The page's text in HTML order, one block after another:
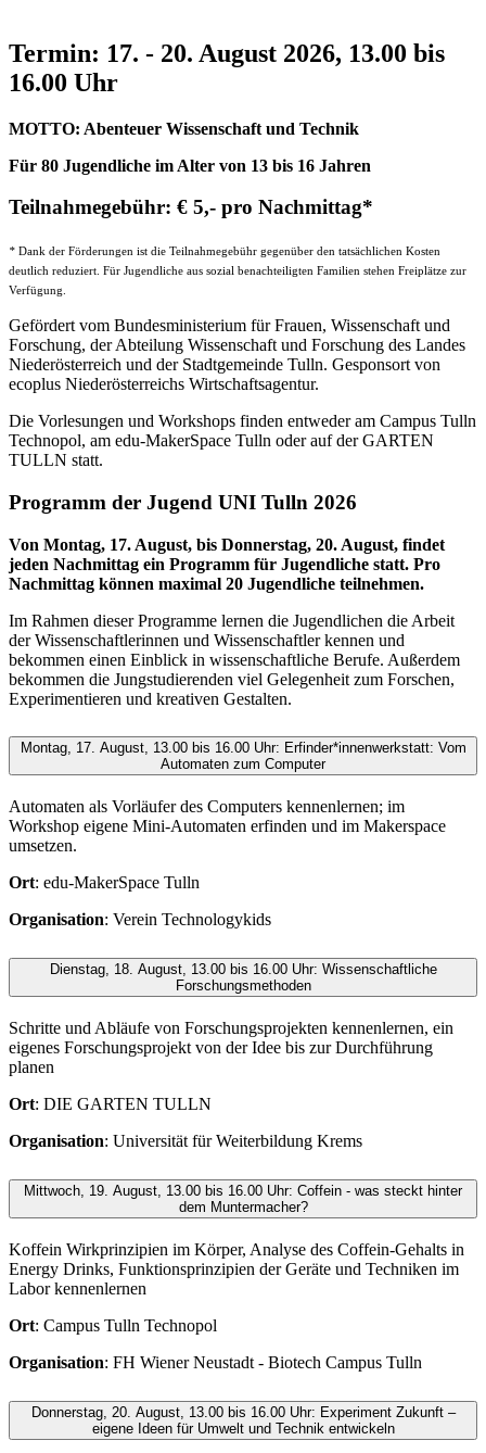
Termin: 17. - 20. August 2026, 13.00 bis
16.00 Uhr
MOTTO: Abenteuer Wissenschaft und Technik
Für 80 Jugendliche im Alter von 13 bis 16 Jahren
Teilnahmegebühr: € 5,- pro Nachmittag*
* Dank der Förderungen ist die Teilnahmegebühr gegenüber den tatsächlichen Kosten
deutlich reduziert. Für Jugendliche aus sozial benachteiligten Familien stehen Freiplätze zur
Verfügung.
Gefördert vom Bundesministerium für Frauen, Wissenschaft und
Forschung, der Abteilung Wissenschaft und Forschung des Landes
Niederösterreich und der Stadtgemeinde Tulln. Gesponsort von
ecoplus Niederösterreichs Wirtschaftsagentur.
Die Vorlesungen und Workshops finden entweder am Campus Tulln
Technopol, am edu-MakerSpace Tulln oder auf der GARTEN
TULLN statt.
Programm der Jugend UNI Tulln 2026
Von Montag, 17. August, bis Donnerstag, 20. August, findet
jeden Nachmittag ein Programm für Jugendliche statt. Pro
Nachmittag können maximal 20 Jugendliche teilnehmen.
Im Rahmen dieser Programme lernen die Jugendlichen die Arbeit
der Wissenschaftlerinnen und Wissenschaftler kennen und
bekommen einen Einblick in wissenschaftliche Berufe. Außerdem
bekommen die Jungstudierenden viel Gelegenheit zum Forschen,
Experimentieren und kreativen Gestalten.
Montag, 17. August, 13.00 bis 16.00 Uhr: Erfinder*innenwerkstatt: Vom
Automaten zum Computer
Automaten als Vorläufer des Computers kennenlernen; im
Workshop eigene Mini-Automaten erfinden und im Makerspace
umsetzen.
Ort: edu-MakerSpace Tulln
Organisation: Verein Technologykids
Dienstag, 18. August, 13.00 bis 16.00 Uhr: Wissenschaftliche
Forschungsmethoden
Schritte und Abläufe von Forschungsprojekten kennenlernen, ein
eigenes Forschungsprojekt von der Idee bis zur Durchführung
planen
Ort: DIE GARTEN TULLN
Organisation: Universität für Weiterbildung Krems
Mittwoch, 19. August, 13.00 bis 16.00 Uhr: Coffein - was steckt hinter
dem Muntermacher?
Koffein Wirkprinzipien im Körper, Analyse des Coffein-Gehalts in
Energy Drinks, Funktionsprinzipien der Geräte und Techniken im
Labor kennenlernen
Ort: Campus Tulln Technopol
Organisation: FH Wiener Neustadt - Biotech Campus Tulln
Donnerstag, 20. August, 13.00 bis 16.00 Uhr: Experiment Zukunft –
eigene Ideen für Umwelt und Technik entwickeln